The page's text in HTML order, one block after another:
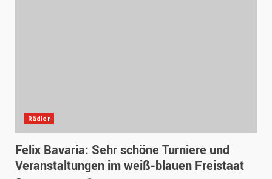
Rädler
Felix Bavaria: Sehr schöne Turniere und
Veranstaltungen im weiß-blauen Freistaat